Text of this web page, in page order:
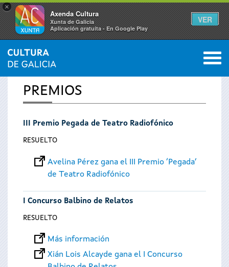
×
Axenda Cultura
Xunta de Galicia
Aplicación gratuíta - En Google Play
VER
Se
encuentra
usted
INICIO 0
PREMIOS
III Premio Pegada de Teatro Radiofónico
RESUELTO
Avelina Pérez gana el III Premio ‘Pegada’
de Teatro Radiofónico
I Concurso Balbino de Relatos
RESUELTO
Más información
Xián Lois Alcayde gana el I Concurso